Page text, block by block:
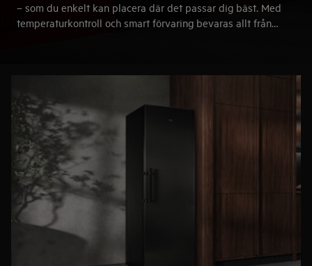
– som du enkelt kan placera där det passar dig bäst. Med
temperaturkontroll och smart förvaring bevaras allt från